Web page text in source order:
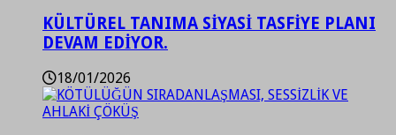
KÜLTÜREL TANIMA SİYASİ TASFİYE PLANI
DEVAM EDİYOR.
18/01/2026